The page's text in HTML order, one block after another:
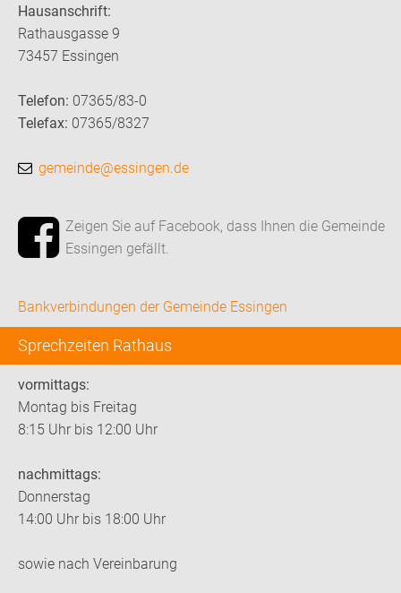
Hausanschrift:
Rathausgasse 9
73457 Essingen
Telefon: 07365/83-0
Telefax: 07365/8327
gemeinde@essingen.de
Zeigen Sie auf Facebook, dass Ihnen die Gemeinde
Essingen gefällt.
Bankverbindungen der Gemeinde Essingen
Sprechzeiten Rathaus
vormittags:
Montag bis Freitag
8:15 Uhr bis 12:00 Uhr
nachmittags:
Donnerstag
14:00 Uhr bis 18:00 Uhr
sowie nach Vereinbarung